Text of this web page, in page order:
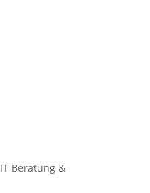
IT Beratung &